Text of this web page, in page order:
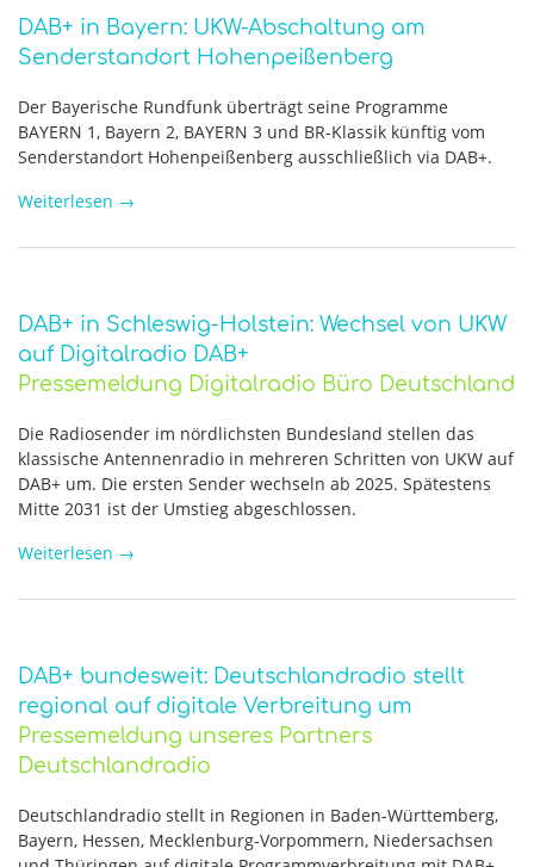
DAB+ in Bayern: UKW-Abschaltung am
Senderstandort Hohenpeißenberg
Der Bayerische Rundfunk überträgt seine Programme
BAYERN 1, Bayern 2, BAYERN 3 und BR-Klassik künftig vom
Senderstandort Hohenpeißenberg ausschließlich via DAB+.
Weiterlesen →
DAB+ in Schleswig-Holstein: Wechsel von UKW
auf Digitalradio DAB+
Pressemeldung Digitalradio Büro Deutschland
Die Radiosender im nördlichsten Bundesland stellen das
klassische Antennenradio in mehreren Schritten von UKW auf
DAB+ um. Die ersten Sender wechseln ab 2025. Spätestens
Mitte 2031 ist der Umstieg abgeschlossen.
Weiterlesen →
DAB+ bundesweit: Deutschlandradio stellt
regional auf digitale Verbreitung um
Pressemeldung unseres Partners
Deutschlandradio
Deutschlandradio stellt in Regionen in Baden-Württemberg,
Bayern, Hessen, Mecklenburg-Vorpommern, Niedersachsen